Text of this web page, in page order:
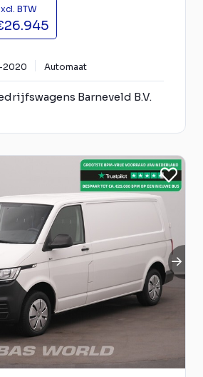
BTW
2020 Automaat
Barneveld B.V.